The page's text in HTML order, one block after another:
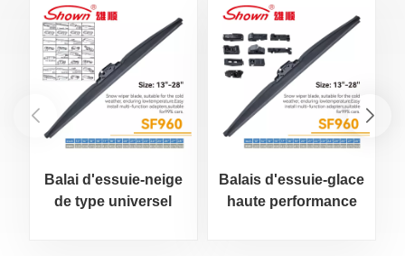
Balai d'essuie-neige
de type universel
Balais d'essuie-glace
haute performance